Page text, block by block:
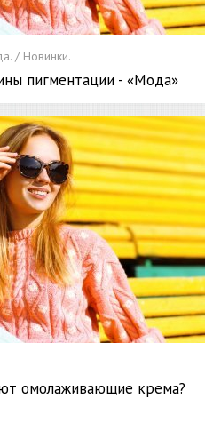
/ Новинки.
пигментации - «Мода»
омолаживающие крема?